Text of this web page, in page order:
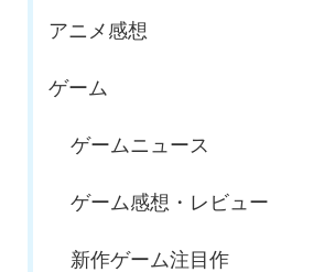
アニメ感想
ゲーム
ゲームニュース
ゲーム感想・レビュー
新作ゲーム注目作